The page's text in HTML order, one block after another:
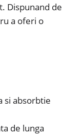
Dispunand de
a oferi o
si absorbtie
de lunga